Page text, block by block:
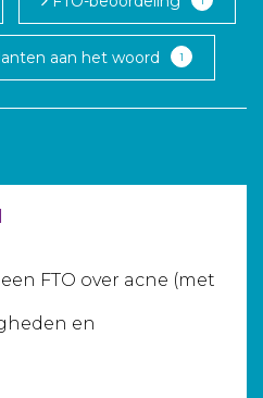
aan het woord 1
FTO over acne (met
en